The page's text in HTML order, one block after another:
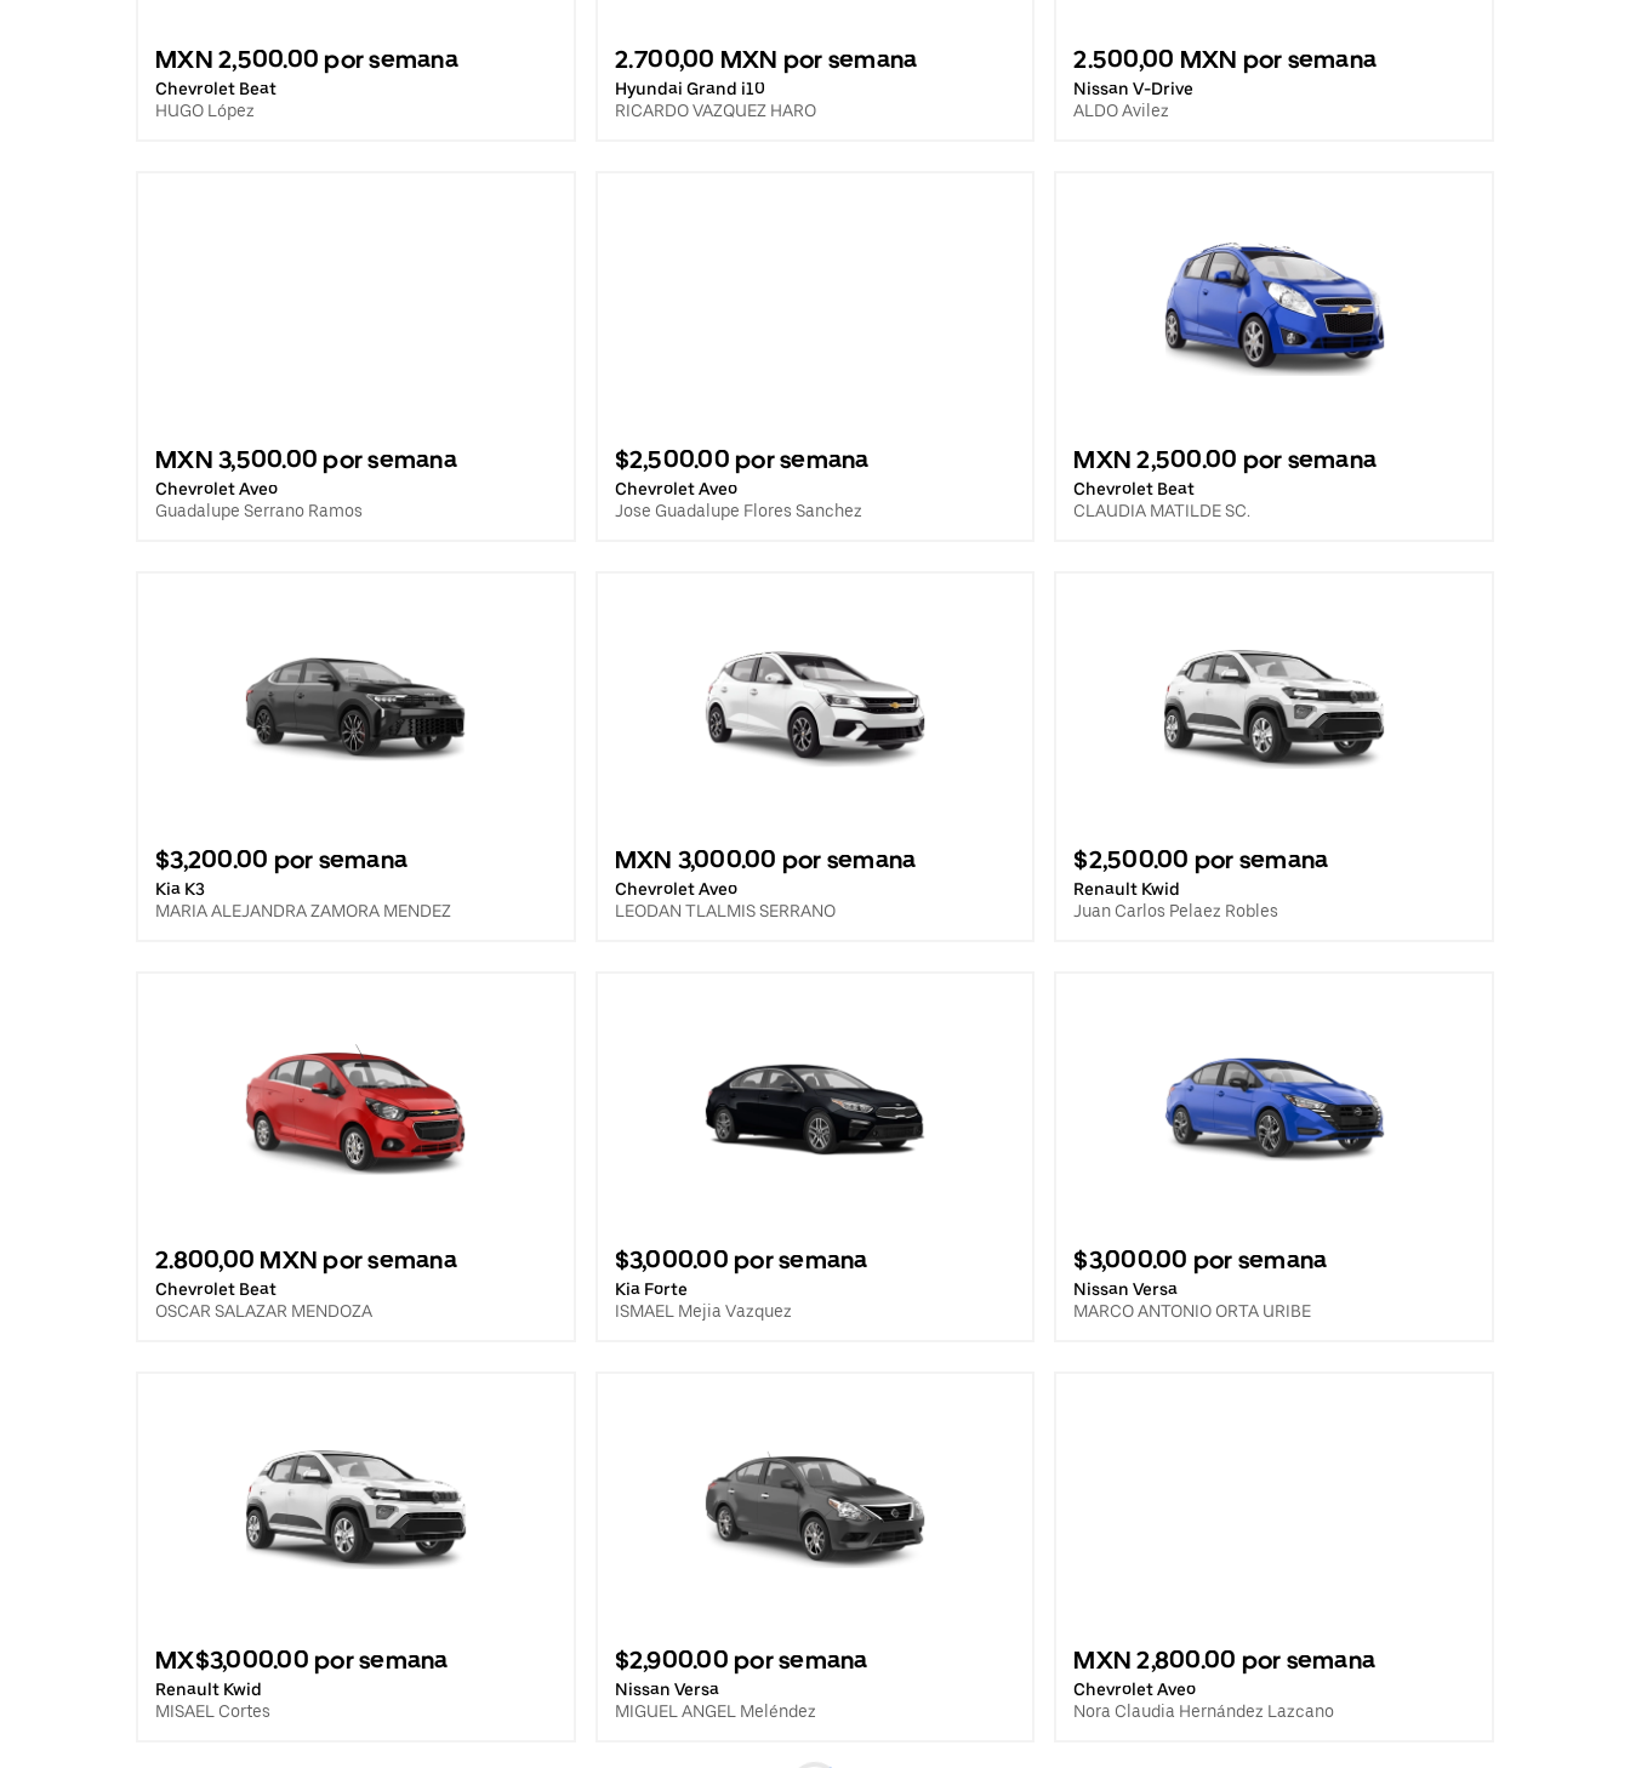
MXN 2,500.00 por semana
Chevrolet Beat
HUGO López
2.700,00 MXN por semana
Hyundai Grand i10
RICARDO VAZQUEZ HARO
2.500,00 MXN por semana
Nissan V-Drive
ALDO Avilez
MXN 3,500.00 por semana
Chevrolet Aveo
Guadalupe Serrano Ramos
$2,500.00 por semana
Chevrolet Aveo
Jose Guadalupe Flores Sanchez
MXN 2,500.00 por semana
Chevrolet Beat
CLAUDIA MATILDE SC.
$3,200.00 por semana
Kia K3
MARIA ALEJANDRA ZAMORA MENDEZ
MXN 3,000.00 por semana
Chevrolet Aveo
LEODAN TLALMIS SERRANO
$2,500.00 por semana
Renault Kwid
Juan Carlos Pelaez Robles
2.800,00 MXN por semana
Chevrolet Beat
OSCAR SALAZAR MENDOZA
$3,000.00 por semana
Kia Forte
ISMAEL Mejia Vazquez
$3,000.00 por semana
Nissan Versa
MARCO ANTONIO ORTA URIBE
MX$3,000.00 por semana
Renault Kwid
MISAEL Cortes
$2,900.00 por semana
Nissan Versa
MIGUEL ANGEL Meléndez
MXN 2,800.00 por semana
Chevrolet Aveo
Nora Claudia Hernández Lazcano